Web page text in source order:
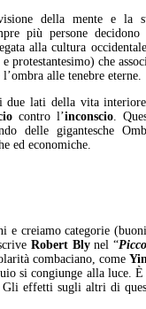
della mente e la
più persone decidono
alla cultura
protestantesimo) che
l’ombra alle tenebre eterne.
due lati della vita
contro l’inconscio.
delle gigantesche
ed economiche.
e creiamo categorie
Robert Blynel “
combaciano, come
si congiunge alla luce.
Gli effetti sugli altri di